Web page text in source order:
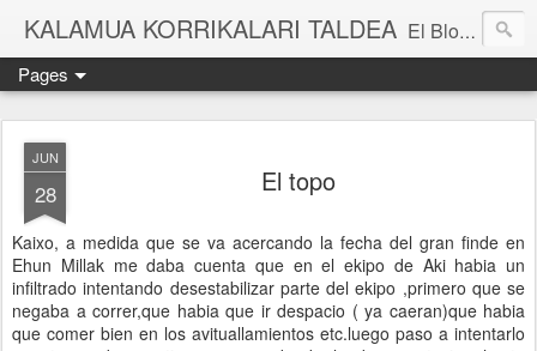
KALAMUA KORRIKALARI TALDEA El Blog de una cuadrilla de "frikis" que quedan para correr por el monte. Si quieres experimentar nuevas sensaciones acompañad@ de buena gente o simplemente probar eso de correr por el monte solo tienes que apuntarte a una de nuestras kedadas. Eibarko Korrikalari Friki talde bat gara.Menditik korrika egitea zer den probatu nahi baduzu gure "kedadetako" batera etorri. Blog honetan gure abentura eta bizipenak kontatzen ditugu, baina dena ez sinestu...
Pages
JUN
28 El topo
Kaixo, a medida que se va acercando la fecha del gran finde en
Ehun Millak me daba cuenta que en el ekipo de Aki habia un
infiltrado intentando desestabilizar parte del ekipo ,primero que se
negaba a correr,que habia que ir despacio ( ya caeran)que habia
que comer bien en los avituallamientos etc.luego paso a intentarlo